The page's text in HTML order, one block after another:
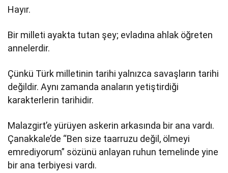
Hayır.
Bir milleti ayakta tutan şey; evladına ahlak öğreten
annelerdir.
Çünkü Türk milletinin tarihi yalnızca savaşların tarihi
değildir. Aynı zamanda anaların yetiştirdiği
karakterlerin tarihidir.
Malazgirt’e yürüyen askerin arkasında bir ana vardı.
Çanakkale’de “Ben size taarruzu değil, ölmeyi
emrediyorum” sözünü anlayan ruhun temelinde yine
bir ana terbiyesi vardı.